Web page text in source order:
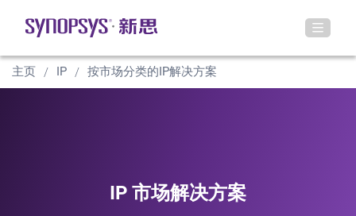
主页 IP 按市场分类的IP解决方案
IP 市场解决方案